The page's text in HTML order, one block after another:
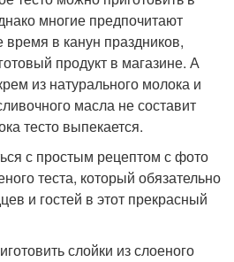
многие предпочитают
время в канун праздников,
продукт в магазине. А
из натурального молока и
масла не составит
тесто выпекается.
с простым рецептом с фото
теста, который обязательно
и гостей в этот прекрасный
слойки из слоеного